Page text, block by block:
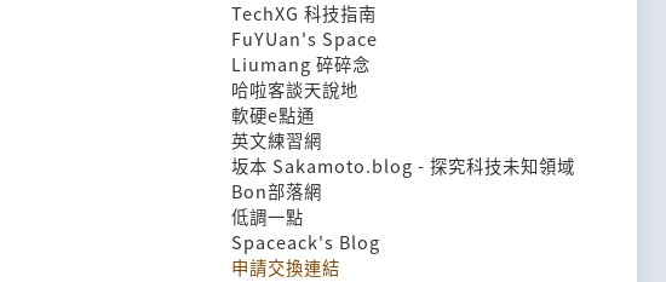
TechXG 科技指南
FuYUan's Space
Liumang 碎碎念
哈啦客談天說地
軟硬e點通
英文練習網
坂本 Sakamoto.blog - 探究科技未知領域
Bon部落網
低調一點
Spaceack's Blog
申請交換連結